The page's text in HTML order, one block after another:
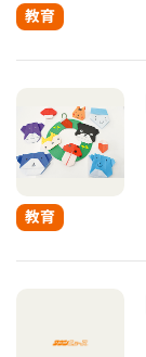
教育
教育